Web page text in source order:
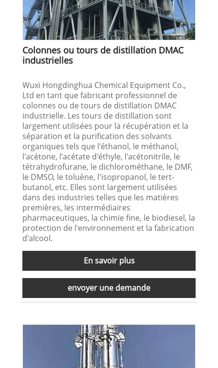
Colonnes ou tours de distillation DMAC
industrielles
Wuxi Hongdinghua Chemical Equipment Co.,
Ltd en tant que fabricant professionnel de
colonnes ou de tours de distillation DMAC
industrielle. Les tours de distillation sont
largement utilisées pour la récupération et la
séparation et la purification des solvants
organiques tels que l'éthanol, le méthanol,
l'acétone, l'acétate d'éthyle, l'acétonitrile, le
tétrahydrofurane, le dichlorométhane, le DMF,
le DMSO, le toluène, l'isopropanol, le tert-
butanol, etc. Elles sont largement utilisées
dans des industries telles que les matières
premières, les intermédiaires
pharmaceutiques, la chimie fine, le biodiesel, la
protection de l'environnement et la fabrication
d'alcool.
En savoir plus
envoyer une demande